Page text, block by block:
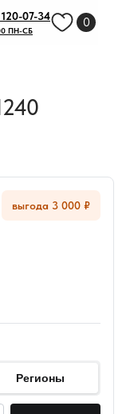
07-34
ПН-СБ
0
выгода 3 000 ₽
Регионы